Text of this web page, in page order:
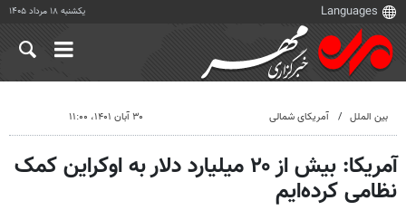
یکشنبه ۱۸ مرداد ۱۴۰۵
بین الملل آمریکای شمالی ۳۰ آبان ۱۴۰۱، ۱۱:۰۰
آمریکا: بیش از ۲۰ میلیارد دلار به اوکراین کمک
نظامی کرده‌ایم